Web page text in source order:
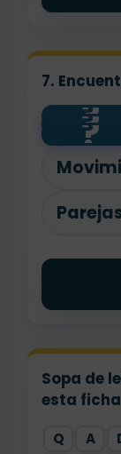
7.
?
correr
?
adjetivo
?
Sopa de
esta ficha
Q A